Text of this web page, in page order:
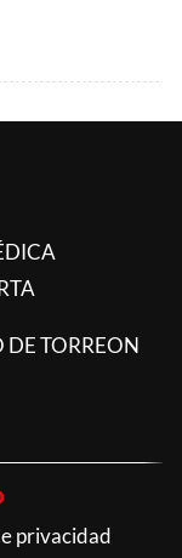
DE TORREON
privacidad